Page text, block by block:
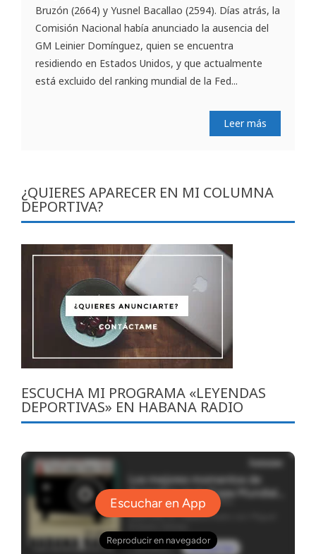
Bruzón (2664) y Yusnel Bacallao (2594). Días atrás, la
Comisión Nacional había anunciado la ausencia del
GM Leinier Domínguez, quien se encuentra
residiendo en Estados Unidos, y que actualmente
está excluido del ranking mundial de la Fed...
Leer más
¿QUIERES APARECER EN MI COLUMNA
DEPORTIVA?
ESCUCHA MI PROGRAMA «LEYENDAS
DEPORTIVAS» EN HABANA RADIO